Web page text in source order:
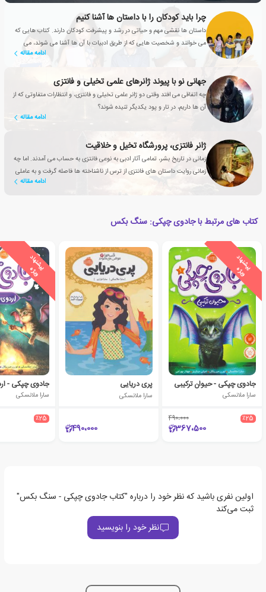
چرا باید کودکان را با داستان ها آشنا کنیم
داستان ها نقشی مهم و حیاتی در رشد و پیشرفت کودکان دارند. کتاب هایی که
می خوانند و شخصیت هایی که از طریق ادبیات با آن ها آشنا می شوند، می
ادامه مقاله
جهانی نو با پیوند ژانرهای علمی تخیلی و فانتزی
چه اتفاقی می افتد وقتی دو ژانر علمی تخیلی و فانتزی، و انتظارات متفاوتی که از
آن ها داریم، در تار و پود یکدیگر تنیده شوند؟
ادامه مقاله
ژانر فانتزی، پرورشگاه تخیل و خلاقیت
زمانی در تاریخ بشر، تمامی آثار ادبی به نوعی فانتزی به حساب می آمدند. اما چه
زمانی روایت داستان های فانتزی از ترس از ناشناخته ها فاصله گرفت و به عاملی
ادامه مقاله
کتاب های مرتبط با جادوی چپکی: سنگ بکس
پ
ی
ش
ن
ه
ا
د
و
ی
ژ
ه
جادوی چپکی - حیوان ترکیبی
سارا ملانسکی
٪25 490،000
367،500
پری دریایی
سارا ملانسکی
490،000
پ
ی
ش
ن
ه
ا
د
و
ی
ژ
ه
جادوی چپکی -
سارا ملانسکی
٪25
اولین نفری باشید که نظر خود را درباره "کتاب جادوی چپکی - سنگ بکس"
ثبت می‌کند
نظر خود را بنویسید